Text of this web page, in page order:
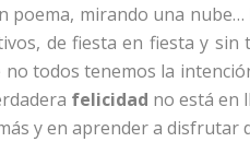
poema, mirando una
de fiesta en fiesta y
no todos tenemos la
felicidad no está en
y en aprender a disfrutar